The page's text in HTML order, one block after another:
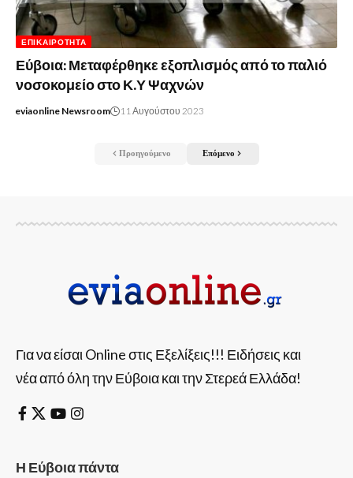
ΕΠΙΚΑΙΡΌΤΗΤΑ
Εύβοια: Μεταφέρθηκε εξοπλισμός από το παλιό
νοσοκομείο στο Κ.Υ Ψαχνών
eviaonline Newsroom 11 Αυγούστου 2023
Προηγούμενο Επόμενο
Για να είσαι Online στις Εξελίξεις!!! Ειδήσεις και
νέα από όλη την Εύβοια και την Στερεά Ελλάδα!
Η Εύβοια πάντα